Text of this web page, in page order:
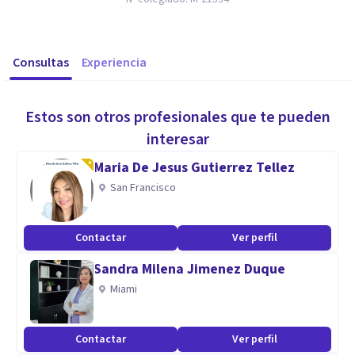
Consultas Experiencia
Estos son otros profesionales que te pueden
interesar
Maria De Jesus Gutierrez Tellez
San Francisco
Contactar Ver perfil
Sandra Milena Jimenez Duque
Miami
Contactar Ver perfil